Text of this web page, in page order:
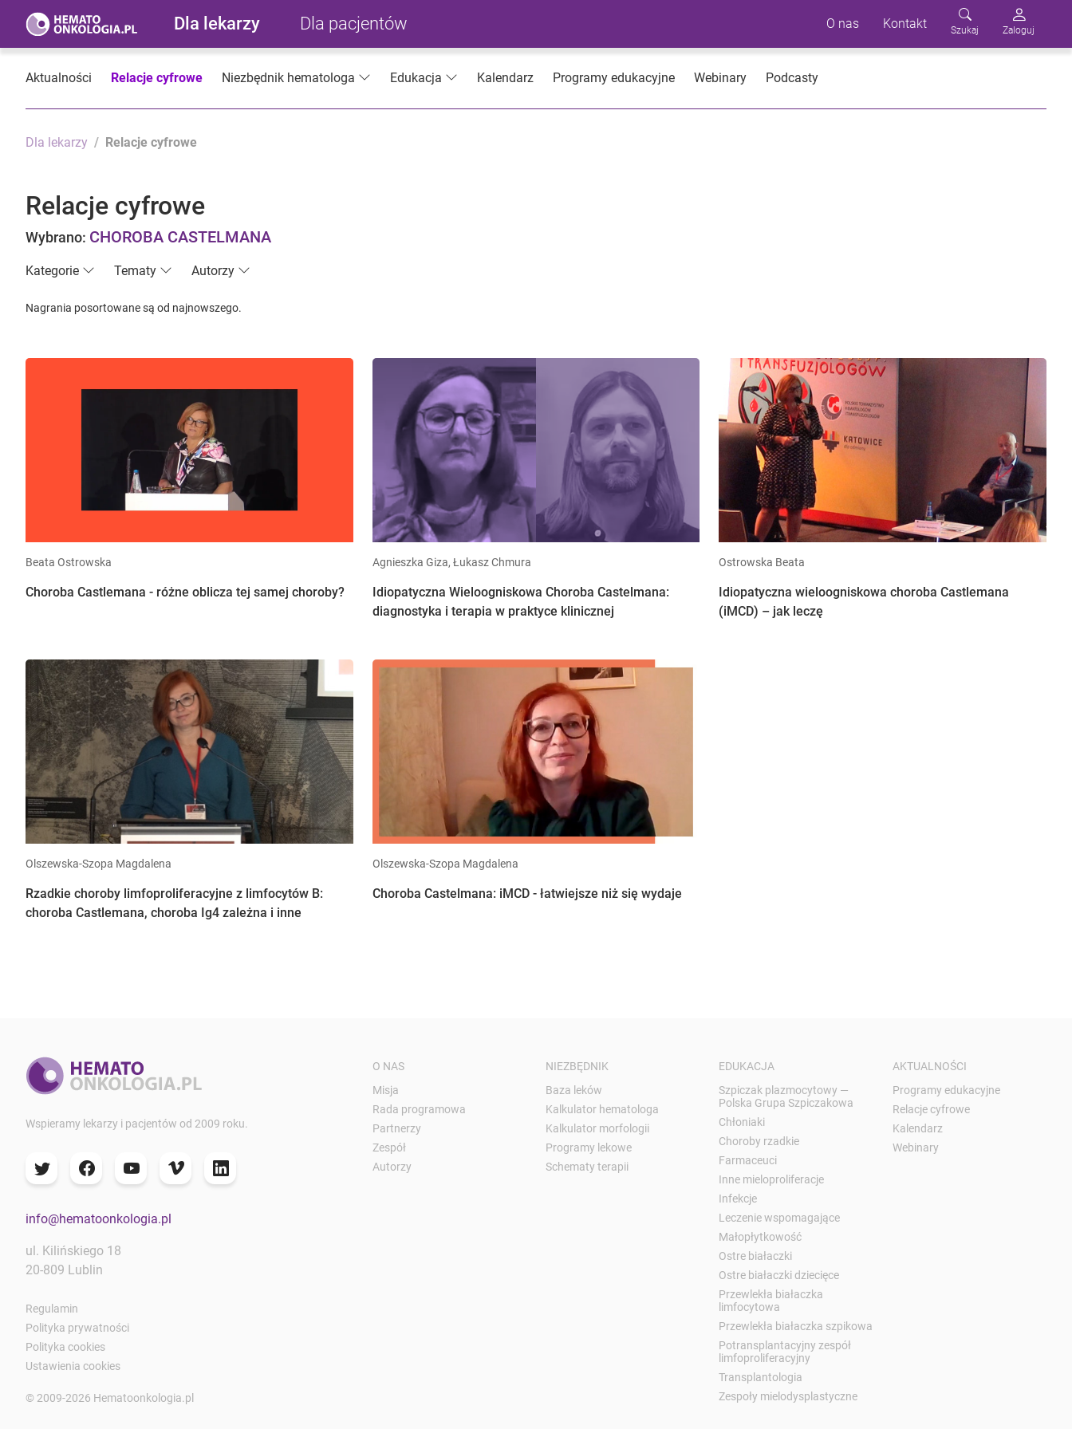
Dla lekarzy Dla pacjentów O nas Kontakt Szukaj Zaloguj
Aktualności Relacje cyfrowe Niezbędnik hematologa Edukacja Kalendarz Programy edukacyjne Webinary Podcasty
Dla lekarzy Relacje cyfrowe
Relacje cyfrowe
Wybrano: CHOROBA CASTELMANA
Kategorie Tematy Autorzy
Nagrania posortowane są od najnowszego.
Beata Ostrowska
Choroba Castlemana - różne oblicza tej samej choroby?
Agnieszka Giza, Łukasz Chmura
Idiopatyczna Wieloogniskowa Choroba Castelmana:
diagnostyka i terapia w praktyce klinicznej
Ostrowska Beata
Idiopatyczna wieloogniskowa choroba Castlemana
(iMCD) – jak leczę
Olszewska-Szopa Magdalena
Rzadkie choroby limfoproliferacyjne z limfocytów B:
choroba Castlemana, choroba Ig4 zależna i inne
Olszewska-Szopa Magdalena
Choroba Castelmana: iMCD - łatwiejsze niż się wydaje
Wspieramy lekarzy i pacjentów od 2009 roku.
info@hematoonkologia.pl
ul. Kilińskiego 18
20-809 Lublin
Regulamin
Polityka prywatności
Polityka cookies
Ustawienia cookies
© 2009-2026 Hematoonkologia.pl
O NAS
Misja
Rada programowa
Partnerzy
Zespół
Autorzy
NIEZBĘDNIK
Baza leków
Kalkulator hematologa
Kalkulator morfologii
Programy lekowe
Schematy terapii
EDUKACJA
Szpiczak plazmocytowy —
Polska Grupa Szpiczakowa
Chłoniaki
Choroby rzadkie
Farmaceuci
Inne mieloproliferacje
Infekcje
Leczenie wspomagające
Małopłytkowość
Ostre białaczki
Ostre białaczki dziecięce
Przewlekła białaczka
limfocytowa
Przewlekła białaczka szpikowa
Potransplantacyjny zespół
limfoproliferacyjny
Transplantologia
Zespoły mielodysplastyczne
AKTUALNOŚCI
Programy edukacyjne
Relacje cyfrowe
Kalendarz
Webinary